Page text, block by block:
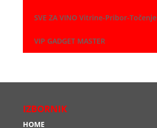
SVE ZA VINO Vitrine-Pribor-Točenje
VIP GADGET MASTER
IZBORNIK
HOME